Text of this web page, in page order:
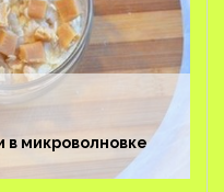
в микроволновке